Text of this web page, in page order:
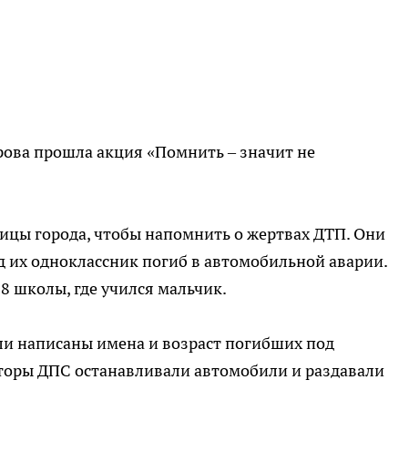
прошла акция «Помнить – значит не
города, чтобы напомнить о жертвах ДТП. Они
одноклассник погиб в автомобильной аварии.
школы, где учился мальчик.
написаны имена и возраст погибших под
ДПС останавливали автомобили и раздавали